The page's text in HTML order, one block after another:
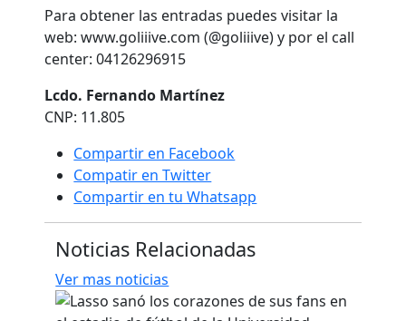
Para obtener las entradas puedes visitar la
web: www.goliiive.com (@goliiive) y por el call
center: 04126296915
Lcdo. Fernando Martínez
CNP: 11.805
Compartir en Facebook
Compatir en Twitter
Compartir en tu Whatsapp
Noticias Relacionadas
Ver mas noticias